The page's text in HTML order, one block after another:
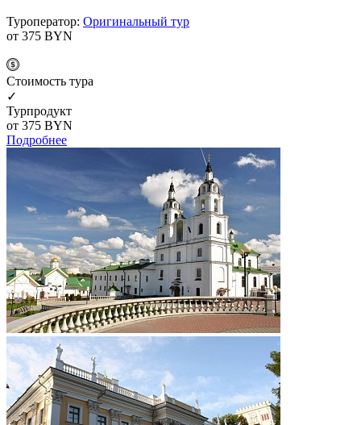
Туроператор: Оригинальный тур
от 375 BYN
Cтоимость тура
✓
Турпродукт
от 375 BYN
Подробнее